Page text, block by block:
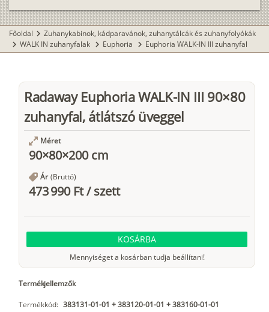
Főoldal chevron_right Zuhanykabinok, kádparavánok, zuhanytálcák és zuhanyfolyókák
chevron_right WALK IN zuhanyfalak chevron_right Euphoria chevron_right Euphoria WALK-IN III zuhanyfal
Radaway Euphoria WALK-IN III 90×80
zuhanyfal, átlátszó üveggel
Méret
90×80×200 cm
Ár (Bruttó)
473 990 Ft/szett
KOSÁRBA
Mennyiséget a kosárban tudja beállítani!
Termékjellemzők
Termékkód: 383131-01-01 + 383120-01-01 + 383160-01-01